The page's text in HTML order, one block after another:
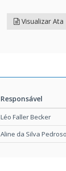
Visualizar Ata
Responsável
Responsável
Léo Faller Becker
Aline da Silva